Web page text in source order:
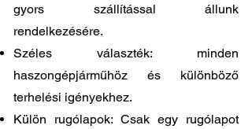
gyors szállítással állunk
rendelkezésére.
Széles választék: minden
haszongépjárműhöz és különböző
terhelési igényekhez.
Külön rugólapok: Csak egy rugólapot